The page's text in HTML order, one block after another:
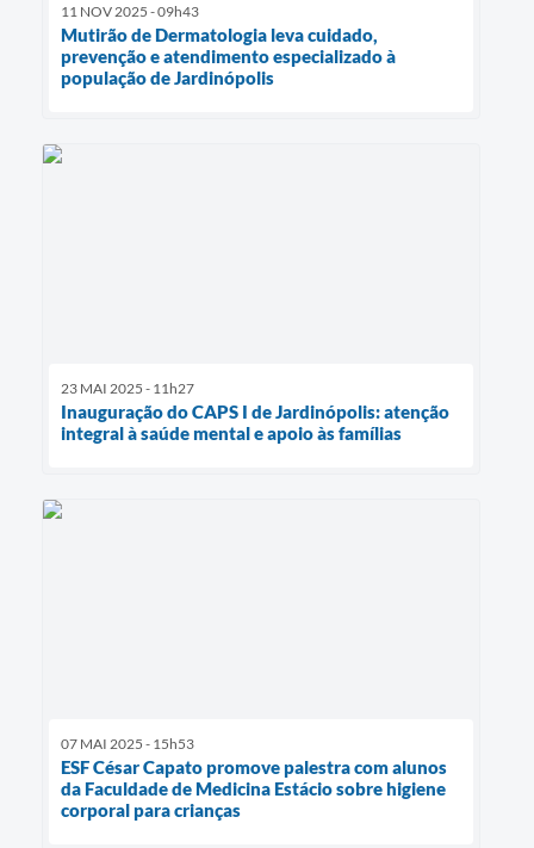
11 NOV 2025 - 09h43
Mutirão de Dermatologia leva cuidado,
prevenção e atendimento especializado à
população de Jardinópolis
23 MAI 2025 - 11h27
Inauguração do CAPS I de Jardinópolis: atenção
integral à saúde mental e apoio às famílias
07 MAI 2025 - 15h53
ESF César Capato promove palestra com alunos
da Faculdade de Medicina Estácio sobre higiene
corporal para crianças